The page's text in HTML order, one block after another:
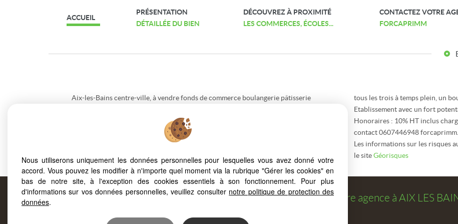
ACCUEIL
PRÉSENTATION
DÉTAILLÉE DU BIEN
DÉCOUVREZ À PROXIMITÉ
LES COMMERCES, ÉCOLES...
CONTACTEZ VOTRE
FORCAPRIMM
Aix-les-Bains centre-ville, à vendre fonds de commerce boulangerie pâtisserie
Surface de vente de 50 m² avec laboratoire de 80 m² + appartement de 60 m²
comprenant 2 chambres, salon, salle de bains + WC.
tous les trois à temps plein, un
Etablissement avec un fort
Honoraires : 10% HT inclus
contact 0607446948
Les informations sur les risques
le siteGéorisques
Proposé parFORCAPRIMM, votre agence à AIX LES
Nous utiliserons uniquement les données personnelles pour lesquelles vous avez donné votre
accord. Vous pouvez les modifier à n'importe quel moment via la rubrique "Gérer les cookies" en
bas de notre site, à l'exception des cookies essentiels à son fonctionnement. Pour plus
d'informations sur vos données personnelles, veuillez consulter notre politique de protection des
données.